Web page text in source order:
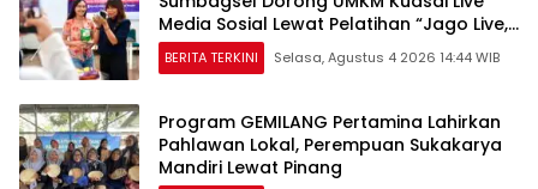
Media Sosial Lewat Pelatihan “Jago Live,
Jago Closing”
BERITA TERKINI Selasa, Agustus 4 2026 14:44 WIB
Program GEMILANG Pertamina Lahirkan
Pahlawan Lokal, Perempuan Sukakarya
Mandiri Lewat Pinang